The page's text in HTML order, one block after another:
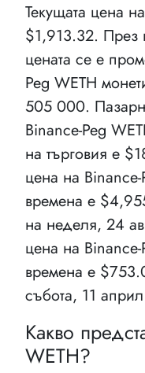
Текущата цена на
$1,913.32. През
цената се е
Peg WETH
505 000.
Binance-Peg
на търговия е
цена на
времена е
на неделя, 24
цена на
времена е
събота, 11
Какво
WETH?